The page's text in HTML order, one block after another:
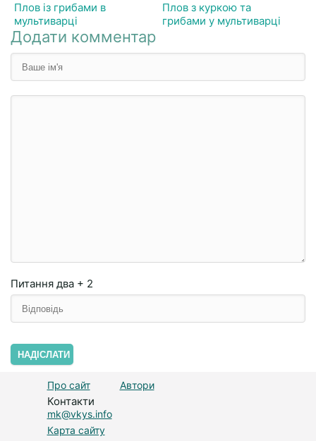
Плов із грибами в
мультиварці
Плов з куркою та
грибами у мультиварці
Додати комментар
Питання два + 2
НАДІСЛАТИ
Про сайт Автори
Контакти
mk@vkys.info
Карта сайту